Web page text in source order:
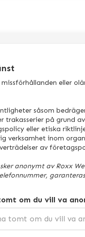
eller
såsom
trakasserier på grund
eller etiska
verksamhet inom
av
anonymt av Roxx
om du vill va